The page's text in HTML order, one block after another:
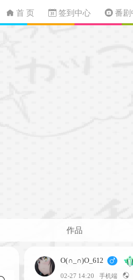
首 页 签到中心 番剧
作品
O(∩_∩)O_612
02-27 14:20 手机端